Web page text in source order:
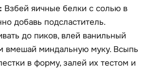
Взбей яичные белки с солью в
добавь подсластитель.
до пиков, влей ванильный
вмешай миндальную муку. Всыпь
в форму, залей их тестом и